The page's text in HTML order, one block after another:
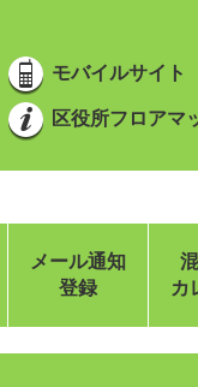
モバイルサイト
区役所フロアマ
メール通知
登録
カ